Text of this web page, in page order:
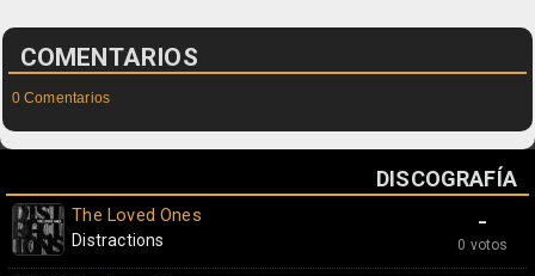
COMENTARIOS
0 Comentarios
DISCOGRAFÍA
-
0 votos
The Loved Ones
Distractions